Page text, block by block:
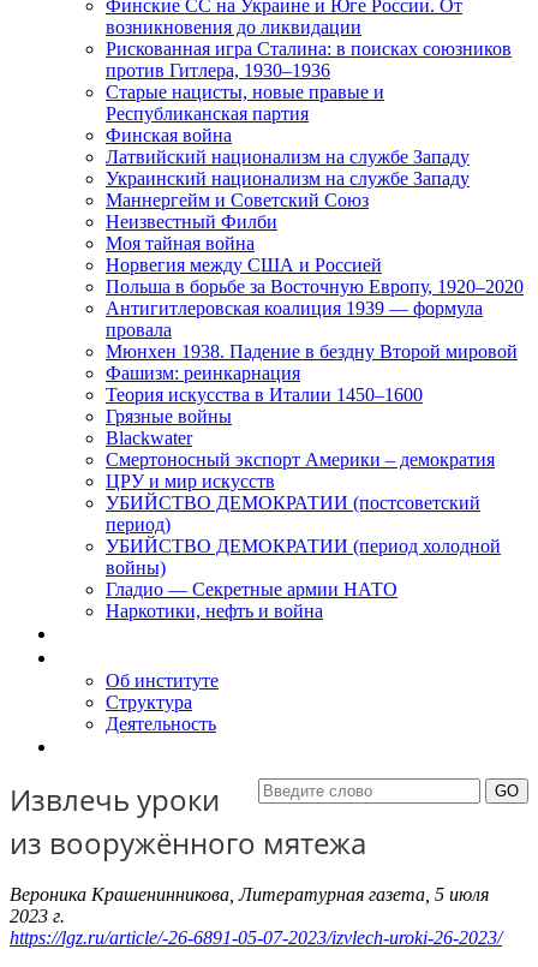
Финские СС на Украине и Юге России. От
возникновения до ликвидации
Рискованная игра Сталина: в поисках союзников
против Гитлера, 1930–1936
Старые нацисты, новые правые и
Республиканская партия
Финская война
Латвийский национализм на службе Западу
Украинский национализм на службе Западу
Маннергейм и Советский Союз
Неизвестный Филби
Моя тайная война
Норвегия между США и Россией
Польша в борьбе за Восточную Европу, 1920–2020
Антигитлеровская коалиция 1939 — формула
провала
Мюнхен 1938. Падение в бездну Второй мировой
Фашизм: реинкарнация
Теория искусства в Италии 1450–1600
Грязные войны
Blackwater
Смертоносный экспорт Америки – демократия
ЦРУ и мир искусств
УБИЙСТВО ДЕМОКРАТИИ (постсоветский
период)
УБИЙСТВО ДЕМОКРАТИИ (период холодной
войны)
Гладио — Секретные армии НАТО
Наркотики, нефть и война
Об институте
Структура
Деятельность
Извлечь уроки
из вооружённого мятежа
Вероника Крашенинникова, Литературная газета, 5 июля
2023 г.
https://lgz.ru/article/-26-6891-05-07-2023/izvlech-uroki-26-2023/